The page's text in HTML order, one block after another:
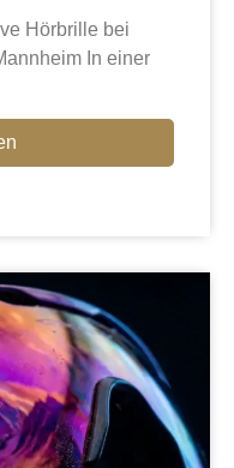
Hörbrille bei
In einer